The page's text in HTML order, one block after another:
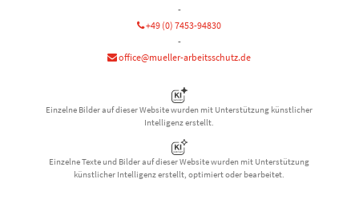
-
+49 (0) 7453-94830
-
office@mueller-arbeitsschutz.de
Einzelne Bilder auf dieser Website wurden mit Unterstützung künstlicher
Intelligenz erstellt.
Einzelne Texte und Bilder auf dieser Website wurden mit Unterstützung
künstlicher Intelligenz erstellt, optimiert oder bearbeitet.